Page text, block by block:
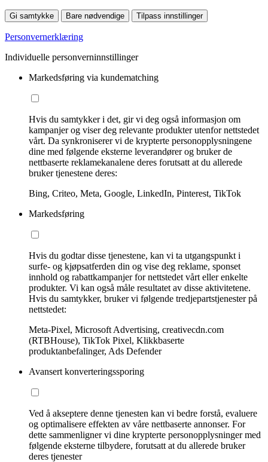
Gi samtykke Bare nødvendige Tilpass innstillinger
Personvernerklæring
Individuelle personverninnstillinger
Markedsføring via kundematching
Hvis du samtykker i det, gir vi deg også informasjon om
kampanjer og viser deg relevante produkter utenfor nettstedet
vårt. Da synkroniserer vi de krypterte personopplysningene
dine med følgende eksterne leverandører og bruker de
nettbaserte reklamekanalene deres forutsatt at du allerede
bruker tjenestene deres:
Bing, Criteo, Meta, Google, LinkedIn, Pinterest, TikTok
Markedsføring
Hvis du godtar disse tjenestene, kan vi ta utgangspunkt i
surfe- og kjøpsatferden din og vise deg reklame, sponset
innhold og rabattkampanjer for nettstedet vårt eller enkelte
produkter. Vi kan også måle resultatet av disse aktivitetene.
Hvis du samtykker, bruker vi følgende tredjepartstjenester på
nettstedet:
Meta-Pixel, Microsoft Advertising, creativecdn.com
(RTBHouse), TikTok Pixel, Klikkbaserte
produktanbefalinger, Ads Defender
Avansert konverteringssporing
Ved å akseptere denne tjenesten kan vi bedre forstå, evaluere
og optimalisere effekten av våre nettbaserte annonser. For
dette sammenligner vi dine krypterte personopplysninger med
følgende eksterne tilbydere, forutsatt at du allerede bruker
deres tjenester